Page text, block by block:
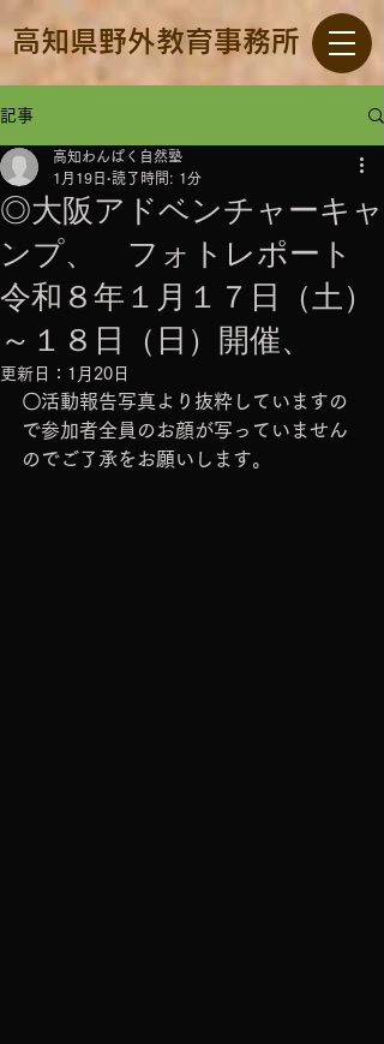
高知県野外教育事務所
記事
◎大阪アドベンチャーキャ
ンプ、 フォトレポート
令和８年１月１７日（土）
～１８日（日）開催、
高知わんぱく自然塾
1月19日 読了時間: 1分
更新日： 1月20日
〇活動報告写真より抜粋していますの
で参加者全員のお顔が写っていません
のでご了承をお願いします。